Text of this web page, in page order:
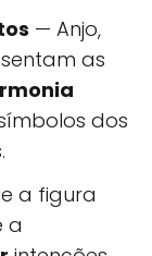
— Anjo,
as
dos
a figura
a